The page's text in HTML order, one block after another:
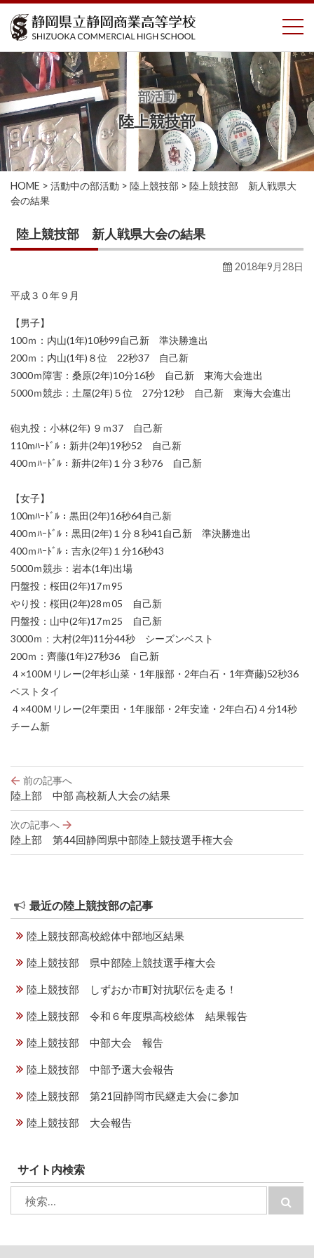
コ
ツ
へ
ス
キ
ッ
プ
部活動
陸上競技部
HOME > 活動中の部活動 > 陸上競技部 > 陸上競技部 新人戦県大
会の結果
陸上競技部 新人戦県大会の結果
2018年9月28日
平成３０年９月
【男子】
100ｍ：内山(1年)10秒99自己新 準決勝進出
200ｍ：内山(1年)８位 22秒37 自己新
3000ｍ障害：桑原(2年)10分16秒 自己新 東海大会進出
5000ｍ競歩：土屋(2年)５位 27分12秒 自己新 東海大会進出
砲丸投：小林(2年) ９ｍ37 自己新
110mﾊｰﾄﾞﾙ：新井(2年)19秒52 自己新
400ｍﾊｰﾄﾞﾙ：新井(2年)１分３秒76 自己新
【女子】
100mﾊｰﾄﾞﾙ：黒田(2年)16秒64自己新
400ｍﾊｰﾄﾞﾙ：黒田(2年)１分８秒41自己新 準決勝進出
400ｍﾊｰﾄﾞﾙ：吉永(2年)１分16秒43
5000ｍ競歩：岩本(1年)出場
円盤投：桜田(2年)17ｍ95
やり投：桜田(2年)28ｍ05 自己新
円盤投：山中(2年)17ｍ25 自己新
3000ｍ：大村(2年)11分44秒 シーズンベスト
200ｍ：齊藤(1年)27秒36 自己新
４×100Ｍリレー(2年杉山菜・1年服部・2年白石・1年齊藤)52秒36
ベストタイ
４×400Ｍリレー(2年栗田・1年服部・2年安達・2年白石)４分14秒
チーム新
投
稿
ナ
ビ
ゲ
ー
ン
前の記事へ
陸上部 中部 高校新人大会の結果
次の記事へ
陸上部 第44回静岡県中部陸上競技選手権大会
最近の陸上競技部の記事
陸上競技部高校総体中部地区結果
陸上競技部 県中部陸上競技選手権大会
陸上競技部 しずおか市町対抗駅伝を走る！
陸上競技部 令和６年度県高校総体 結果報告
陸上競技部 中部大会 報告
陸上競技部 中部予選大会報告
陸上競技部 第21回静岡市民継走大会に参加
陸上競技部 大会報告
サイト内検索
索:
索